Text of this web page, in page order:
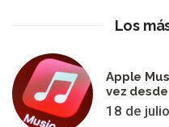
Los
Apple
vez
18 de